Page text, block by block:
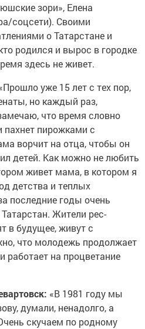
зори», Елена
соцсети). Своими
о Татарстане и
родился и вырос в городке
здесь не живет.
уже 15 лет с тех пор,
но каждый раз,
что время словно
пахнет пирожками с
ворчит на отца, чтобы он
детей. Как можно не любить
живет мама, в котором я
детства и теплых
последние годы очень
Татарстан. Жители рес­
в будущее, живут с
что молодежь продолжает
работает на процветание
«В 1981 году мы
думали, ненадолго, а
скучаем по родному